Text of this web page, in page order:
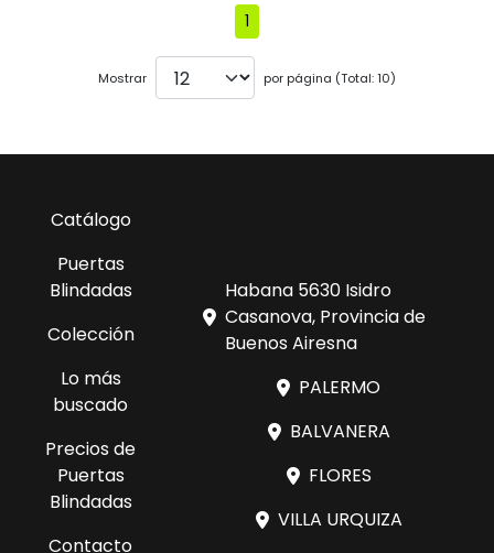
1
Mostrar por página (Total: 10)
Catálogo
Puertas
Blindadas
Colección
Lo más
buscado
Precios de
Puertas
Blindadas
Contacto
Habana 5630 Isidro
Casanova, Provincia de
Buenos Airesna
PALERMO
BALVANERA
FLORES
VILLA URQUIZA